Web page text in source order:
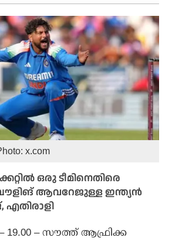
x.com
ഒരു ടീമിനെതിരെ
ബൗളിങ് ആവറേജുള്ള ഇന്ത്യന്‍
19.00 – സൗത്ത് ആഫ്രിക്ക